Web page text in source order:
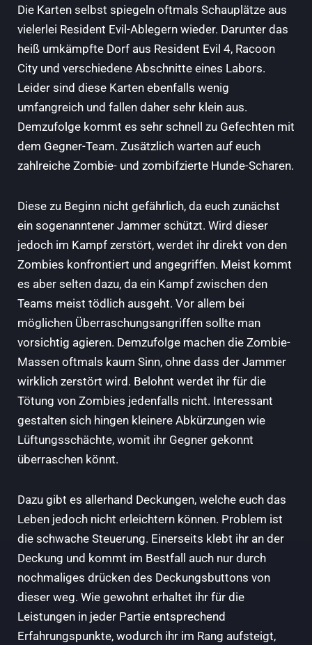
Die Karten selbst spiegeln oftmals Schauplätze aus
vielerlei Resident Evil-Ablegern wieder. Darunter das
heiß umkämpfte Dorf aus Resident Evil 4, Racoon
City und verschiedene Abschnitte eines Labors.
Leider sind diese Karten ebenfalls wenig
umfangreich und fallen daher sehr klein aus.
Demzufolge kommt es sehr schnell zu Gefechten mit
dem Gegner-Team. Zusätzlich warten auf euch
zahlreiche Zombie- und zombifzierte Hunde-Scharen.
Diese zu Beginn nicht gefährlich, da euch zunächst
ein sogenanntener Jammer schützt. Wird dieser
jedoch im Kampf zerstört, werdet ihr direkt von den
Zombies konfrontiert und angegriffen. Meist kommt
es aber selten dazu, da ein Kampf zwischen den
Teams meist tödlich ausgeht. Vor allem bei
möglichen Überraschungsangriffen sollte man
vorsichtig agieren. Demzufolge machen die Zombie-
Massen oftmals kaum Sinn, ohne dass der Jammer
wirklich zerstört wird. Belohnt werdet ihr für die
Tötung von Zombies jedenfalls nicht. Interessant
gestalten sich hingen kleinere Abkürzungen wie
Lüftungsschächte, womit ihr Gegner gekonnt
überraschen könnt.
Dazu gibt es allerhand Deckungen, welche euch das
Leben jedoch nicht erleichtern können. Problem ist
die schwache Steuerung. Einerseits klebt ihr an der
Deckung und kommt im Bestfall auch nur durch
nochmaliges drücken des Deckungsbuttons von
dieser weg. Wie gewohnt erhaltet ihr für die
Leistungen in jeder Partie entsprechend
Erfahrungspunkte, wodurch ihr im Rang aufsteigt,